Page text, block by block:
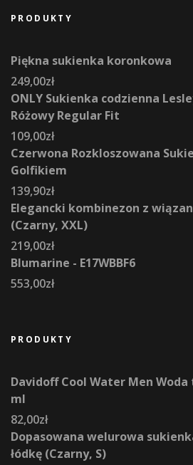
PRODUKTY
Piękna sukienka koronkowa
249,00zł
ONLY Sukienka codzienna
Różowy Regular Fit
109,00zł
Czerwona Rozkloszowana
Golfikiem
139,90zł
Elegancki kombinezon z
(Czarny, XXL)
219,00zł
Blumarine - E17WBBF6
553,00zł
PRODUKTY
Davidoff Cool Water Men
ml
82,00zł
Dopasowana welurowa
łódkę (Czarny, S)